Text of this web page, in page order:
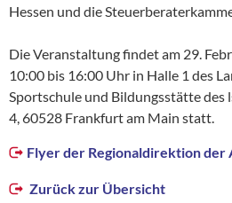
Hessen und die
Die Veranstaltung findet am 29.
10:00 bis 16:00 Uhr in Halle 1 des
Sportschule und Bildungsstätte des
4, 60528 Frankfurt am Main statt.
Flyer der Regionaldirektion der
Zurück zur Übersicht